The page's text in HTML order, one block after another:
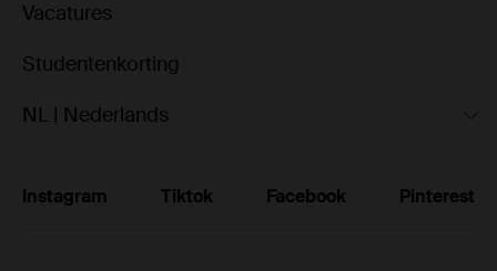
Vacatures
Studentenkorting
NL | Nederlands
Instagram Tiktok Facebook Pinterest